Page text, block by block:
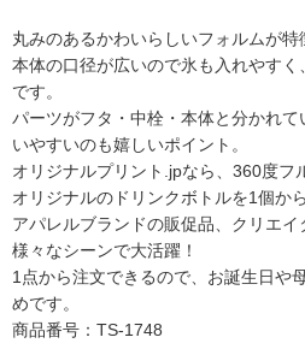
丸みのあるかわいらしいフォルムが特
本体の口径が広いので氷も入れやす
です。
パーツがフタ・中栓・本体と分かれ
いやすいのも嬉しいポイント。
オリジナルプリント.jpなら、360度フ
オリジナルのドリンクボトルを1個か
アパレルブランドの販促品、クリエ
様々なシーンで大活躍！
1点から注文できるので、お誕生日や
めです。
商品番号：TS-1748